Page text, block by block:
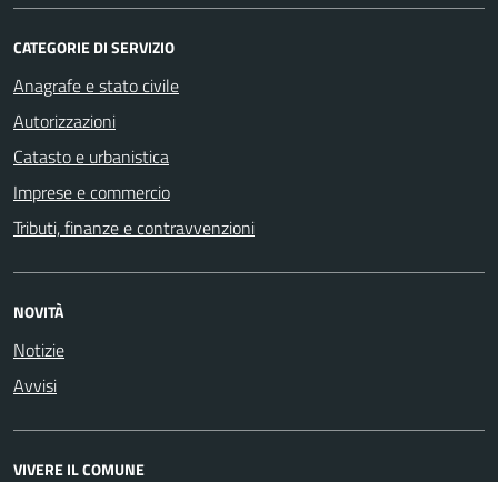
CATEGORIE DI SERVIZIO
Anagrafe e stato civile
Autorizzazioni
Catasto e urbanistica
Imprese e commercio
Tributi, finanze e contravvenzioni
NOVITÀ
Notizie
Avvisi
VIVERE IL COMUNE